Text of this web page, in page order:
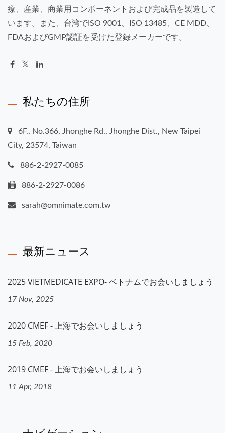
療、産業、商業用コンポーネントおよび完成品を製造して
います。また、台湾でISO 9001、ISO 13485、CE MDD、
FDAおよびGMP認証を受けた登録メーカーです。
私たちの住所
6F., No.366, Jhonghe Rd., Jhonghe Dist., New Taipei
City, 23574, Taiwan
886-2-2927-0085
886-2-2927-0086
sarah@omnimate.com.tw
最新ニュース
2025 VIETMEDICATE EXPO- ベトナムでお会いしましょう
17 Nov, 2025
2020 CMEF - 上海でお会いしましょう
15 Feb, 2020
2019 CMEF - 上海でお会いしましょう
11 Apr, 2018